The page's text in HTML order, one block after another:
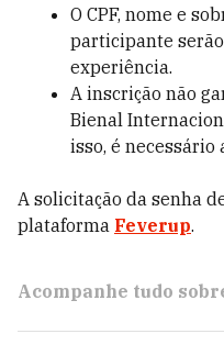
O CPF, nome e
participante
experiência.
A inscrição não
Bienal
isso, é necessário
A solicitação da senha
plataforma Feverup.
Acompanhe tudo